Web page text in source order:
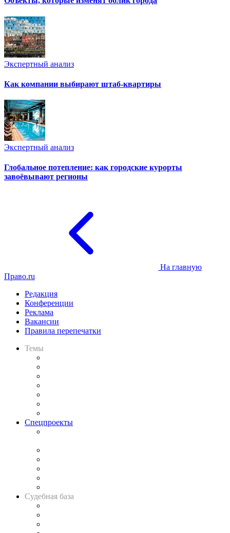
Экспертный анализ
Как компании выбирают штаб-квартиры
Экспертный анализ
Глобальное потепление: как городские курорты
завоёвывают регионы
На главную
Право.ru
Редакция
Конференции
Реклама
Вакансии
Правила перепечатки
Темы
Спецпроекты
Судебная база